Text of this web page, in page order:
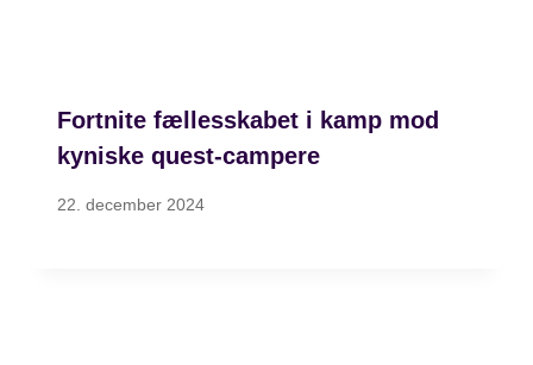
Fortnite fællesskabet i kamp mod
kyniske quest-campere
22. december 2024